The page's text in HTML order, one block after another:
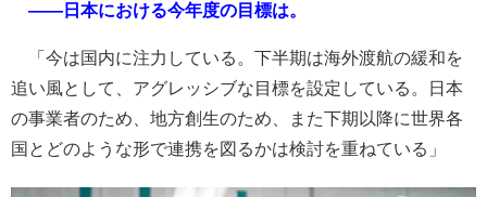
――日本における今年度の目標は。
「今は国内に注力している。下半期は海外渡航の緩和を
追い風として、アグレッシブな目標を設定している。日本
の事業者のため、地方創生のため、また下期以降に世界各
国とどのような形で連携を図るかは検討を重ねている」